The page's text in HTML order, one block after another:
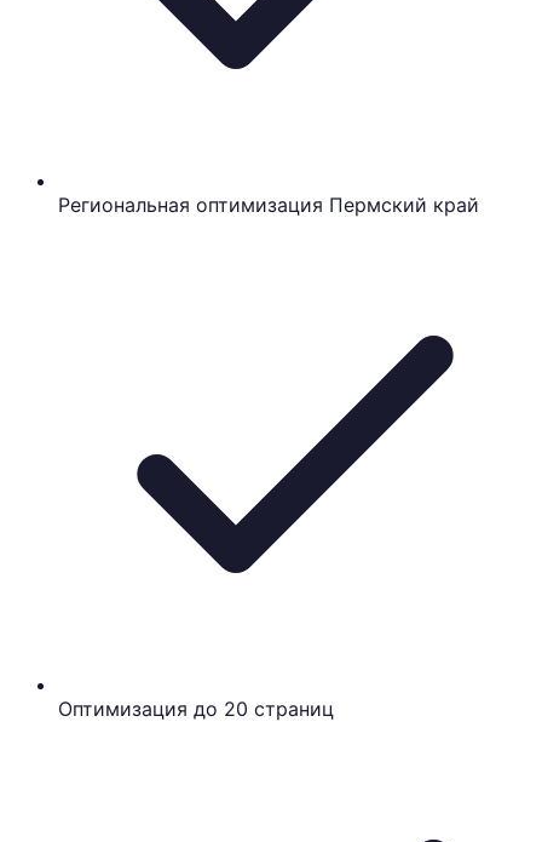
Региональная оптимизация Пермский край
Оптимизация до 20 страниц